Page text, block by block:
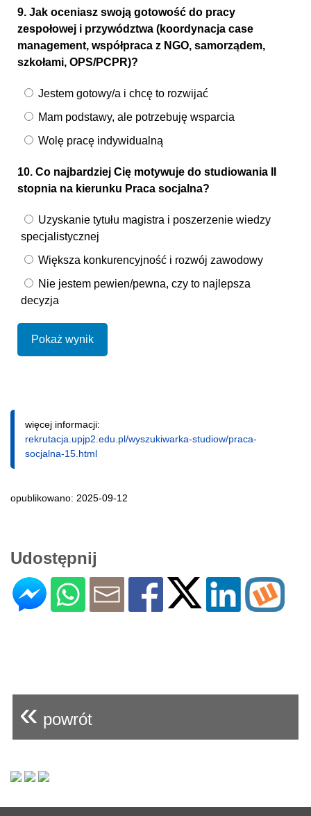
9. Jak oceniasz swoją gotowość do pracy
zespołowej i przywództwa (koordynacja case
management, współpraca z NGO, samorządem,
szkołami, OPS/PCPR)?
Jestem gotowy/a i chcę to rozwijać
Mam podstawy, ale potrzebuję wsparcia
Wolę pracę indywidualną
10. Co najbardziej Cię motywuje do studiowania II
stopnia na kierunku Praca socjalna?
Uzyskanie tytułu magistra i poszerzenie wiedzy
specjalistycznej
Większa konkurencyjność i rozwój zawodowy
Nie jestem pewien/pewna, czy to najlepsza
decyzja
Pokaż wynik
więcej informacji:
rekrutacja.upjp2.edu.pl/wyszukiwarka-studiow/praca-
socjalna-15.html
opublikowano: 2025-09-12
Udostępnij
« powrót